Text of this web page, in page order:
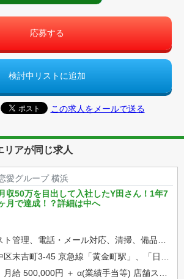
応募する
検討中リストに追加
この求人をメールで送る
リアが同じ求人
愛グループ 横浜
月収50万を目出して入社したY田さん！1年7
月で達成！？詳細は中へ